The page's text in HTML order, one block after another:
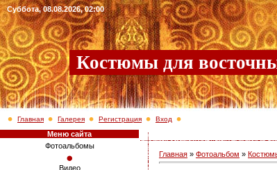
Суббота, 08.08.2026, 02:00
Костюмы для
Главная Галерея Регистрация Вход
Меню сайта
Фотоальбомы
Видео
Главная » Фотоальбом »